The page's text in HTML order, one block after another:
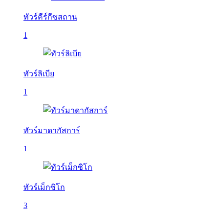
ทัวร์คีร์กีซสถาน
1
ทัวร์ลิเบีย
1
ทัวร์มาดากัสการ์
1
ทัวร์เม็กซิโก
3